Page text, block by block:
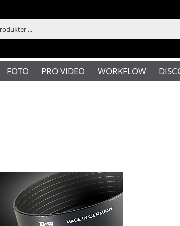
FOTO PRO VIDEO WORKFLOW